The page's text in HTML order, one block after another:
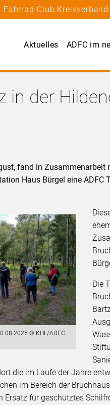
Club
Aktuelles ADFC im
der
fand in
Haus Bürgel eine ADFC
© KHL/ADFC
Die
die im Laufe der Jahre
im Bereich der
Ersatz für geschütztes